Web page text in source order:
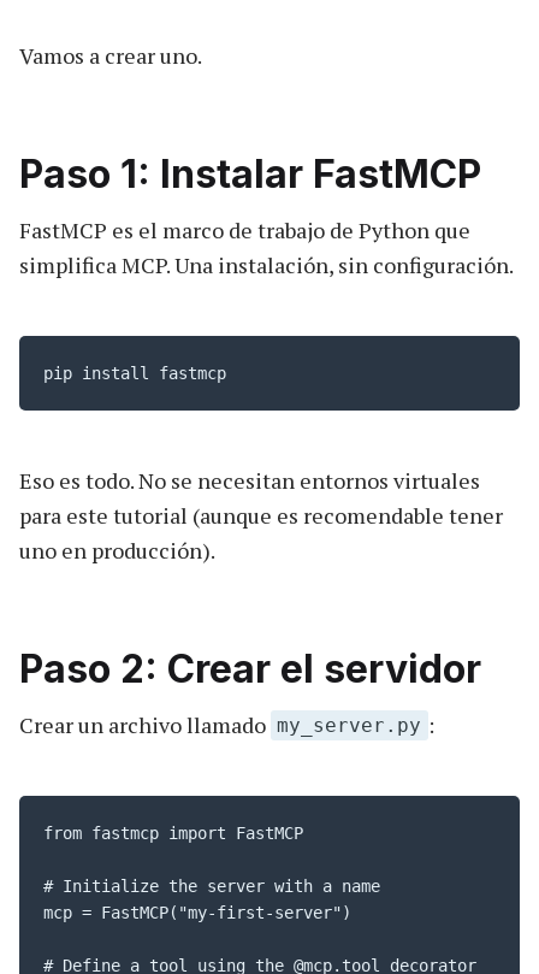
Vamos a crear uno.
Paso 1: Instalar FastMCP
FastMCP es el marco de trabajo de Python que
simplifica MCP. Una instalación, sin configuración.
pip install fastmcp
Eso es todo. No se necesitan entornos virtuales
para este tutorial (aunque es recomendable tener
uno en producción).
Paso 2: Crear el servidor
Crear un archivo llamado my_server.py :
from fastmcp import FastMCP
# Initialize the server with a name
mcp = FastMCP("my-first-server")
# Define a tool using the @mcp.tool decorator